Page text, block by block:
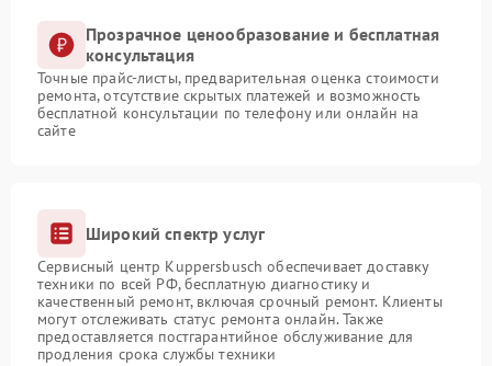
Прозрачное ценообразование и бесплатная
консультация
Точные прайс-листы, предварительная оценка стоимости
ремонта, отсутствие скрытых платежей и возможность
бесплатной консультации по телефону или онлайн на
сайте
Широкий спектр услуг
Сервисный центр Kuppersbusch обеспечивает доставку
техники по всей РФ, бесплатную диагностику и
качественный ремонт, включая срочный ремонт. Клиенты
могут отслеживать статус ремонта онлайн. Также
предоставляется постгарантийное обслуживание для
продления срока службы техники